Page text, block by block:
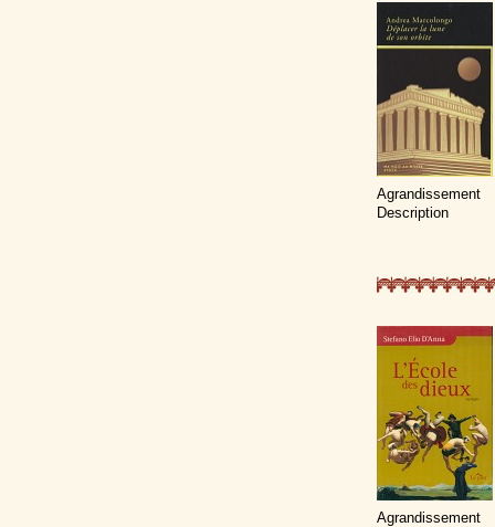
Agrandissement
Description
Agrandissement